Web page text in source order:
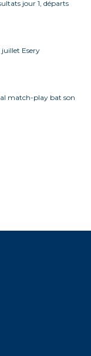
jour 1, départs
juillet Esery
match-play bat son